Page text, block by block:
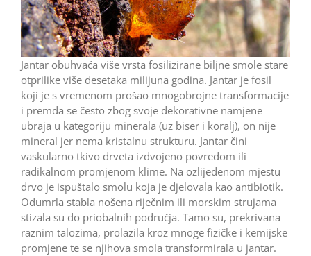
Jantar obuhvaća više vrsta fosilizirane biljne smole stare
otprilike više desetaka milijuna godina. Jantar je fosil
koji je s vremenom prošao mnogobrojne transformacije
i premda se često zbog svoje dekorativne namjene
ubraja u kategoriju minerala (uz biser i koralj), on nije
mineral jer nema kristalnu strukturu. Jantar čini
vaskularno tkivo drveta izdvojeno povredom ili
radikalnom promjenom klime. Na ozlijeđenom mjestu
drvo je ispuštalo smolu koja je djelovala kao antibiotik.
Odumrla stabla nošena riječnim ili morskim strujama
stizala su do priobalnih područja. Tamo su, prekrivana
raznim talozima, prolazila kroz mnoge fizičke i kemijske
promjene te se njihova smola transformirala u jantar.